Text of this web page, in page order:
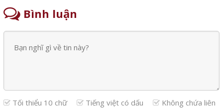
Bình luận
Tối thiểu 10 chữ Tiếng việt có dấu
Không chứa liên